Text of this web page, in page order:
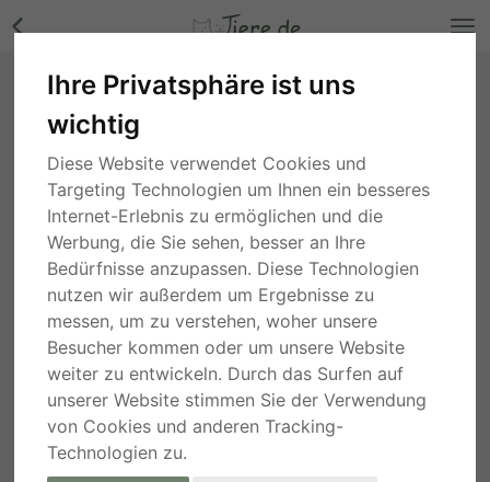
Ihre Privatsphäre ist uns
wichtig
Diese Website verwendet Cookies und
Targeting Technologien um Ihnen ein besseres
Internet-Erlebnis zu ermöglichen und die
Werbung, die Sie sehen, besser an Ihre
Bedürfnisse anzupassen. Diese Technologien
nutzen wir außerdem um Ergebnisse zu
messen, um zu verstehen, woher unsere
Besucher kommen oder um unsere Website
weiter zu entwickeln. Durch das Surfen auf
unserer Website stimmen Sie der Verwendung
von Cookies und anderen Tracking-
Technologien zu.
Tim, Mix - Rüde Bilder
Niedersachsen, vor 3 Wochen